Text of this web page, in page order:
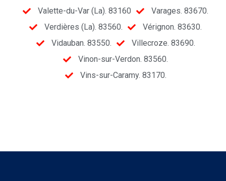
Valette-du-Var (La). 83160
Varages. 83670.
Verdières (La). 83560.
Vérignon. 83630.
Vidauban. 83550.
Villecroze. 83690.
Vinon-sur-Verdon. 83560.
Vins-sur-Caramy. 83170.